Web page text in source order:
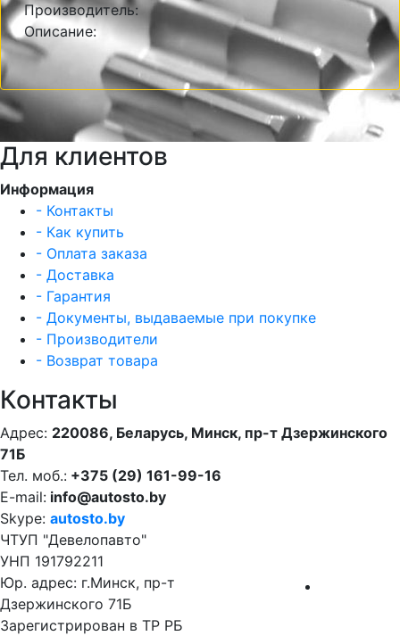
Производитель:
Описание:
Для клиентов
Информация
- Контакты
- Как купить
- Оплата заказа
- Доставка
- Гарантия
- Документы, выдаваемые при покупке
- Производители
- Возврат товара
Контакты
Адрес: 220086, Беларусь, Минск, пр-т Дзержинского
71Б
Тел. моб.: +375 (29) 161-99-16
E-mail: info@autosto.by
Skype: autosto.by
ЧТУП "Девелопавто"
УНП 191792211
Юр. адрес: г.Минск, пр-т
Дзержинского 71Б
Зарегистрирован в ТР РБ